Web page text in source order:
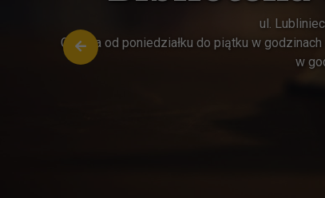
ul.
Czynna od poniedziałku do piątku w
w